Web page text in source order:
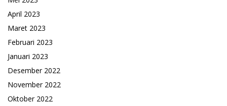
April 2023
Maret 2023
Februari 2023
Januari 2023
Desember 2022
November 2022
Oktober 2022